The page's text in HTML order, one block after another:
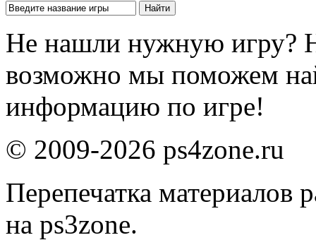
Не нашли нужную игру?
возможно мы поможем
информацию по игре!
© 2009-2026 ps4zone.ru
Перепечатка материалов
на ps3zone.